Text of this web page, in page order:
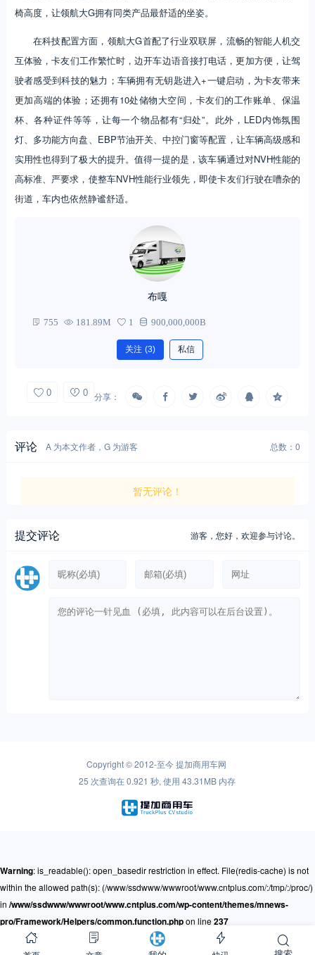
椅高度，让领航大G拥有同类产品最舒适的坐姿。
在科技配置方面，领航大G首配了行业双联屏，流畅的智能人机交
互体验，卡友们工作繁忙时，边开车边语音接打电话，更加方便，让驾
驶者感受到科技的魅力；车辆拥有无钥匙进入+一键启动，为卡友带来
更加高端的体验；还拥有10处储物大空间，卡友们的工作账单、保温
杯、各种证件等等，让每一个物品都有“归处”。此外，LED内饰氛围
灯、多功能方向盘、EBP节油开关、中控门窗等配置，让车辆高级感和
实用性也得到了极大的提升。值得一提的是，该车辆通过对NVH性能的
高标准、严要求，使整车NVH性能行业领先，即使卡友们行驶在嘈杂的
街道，车内也依然静谧舒适。
布嘎
755 181.89M 1 900,000,000B
关注 (3) 私信
0 0 分享：
评论 A 为本文作者，G 为游客 总数：0
暂无评论！
提交评论 游客，您好，欢迎参与讨论。
Copyright © 2012-至今提加商用车网
25 次查询在 0.921 秒, 使用 43.31MB 内存
Warning: is_readable(): open_basedir restriction in effect. File(redis-cache) is not
within the allowed path(s): (/www/ssdwww/wwwroot/www.cntplus.com/:/tmp/:/proc/)
in /www/ssdwww/wwwroot/www.cntplus.com/wp-content/themes/mnews-
pro/Framework/Helpers/common.function.phpon line237